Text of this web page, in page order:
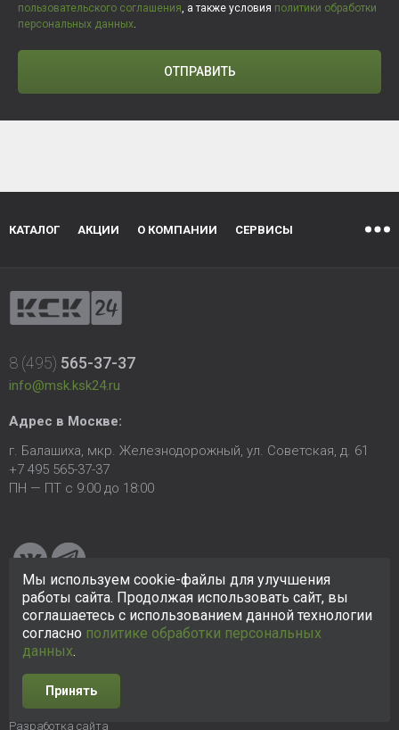
пользовательского соглашения , а также условия политики обработки
персональных данных
ОТПРАВИТЬ
КАТАЛОГ АКЦИИ О КОМПАНИИ СЕРВИСЫ
8 (495) 565-37-37
info@msk.ksk24.ru
Адрес в Москве:
г. Балашиха, мкр. Железнодорожный, ул. Советская, д. 61
+7 495 565-37-37
ПН — ПТ с 9:00 до 18:00
© 2005-2026 ООО «КСК». Сайтhttps://msk.ksk24.ruсоздан
исключительно в информационных целях и любая информация
на сайте не является публичной офертой.
отношении персональных данных
Разработка сайта
Мы используем cookie-файлы для улучшения
работы сайта. Продолжая использовать сайт, вы
соглашаетесь с использованием данной технологии
согласно политике обработки персональных
данных.
Принять